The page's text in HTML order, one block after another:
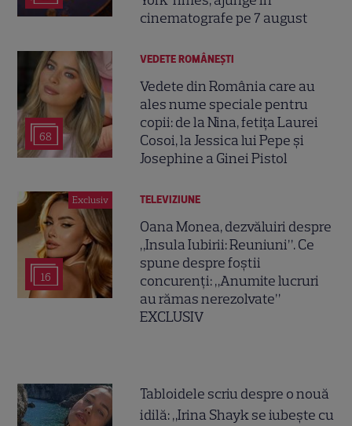
cinematografe pe 7 august
68
VEDETE ROMÂNEŞTI
Vedete din România care au
ales nume speciale pentru
copii: de la Nina, fetița Laurei
Cosoi, la Jessica lui Pepe și
Josephine a Ginei Pistol
Exclusiv
16
TELEVIZIUNE
Oana Monea, dezvăluiri despre
„Insula Iubirii: Reuniuni”. Ce
spune despre foștii
concurenți: „Anumite lucruri
au rămas nerezolvate”
EXCLUSIV
Tabloidele scriu despre o nouă
idilă: „Irina Shayk se iubește cu